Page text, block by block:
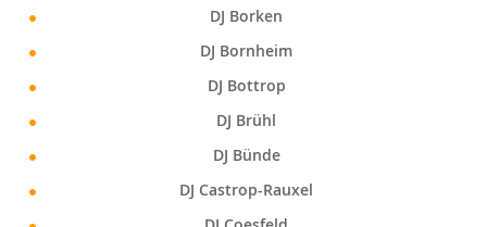
DJ Borken
DJ Bornheim
DJ Bottrop
DJ Brühl
DJ Bünde
DJ Castrop-Rauxel